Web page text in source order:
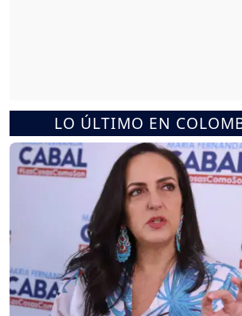
LO ÚLTIMO EN